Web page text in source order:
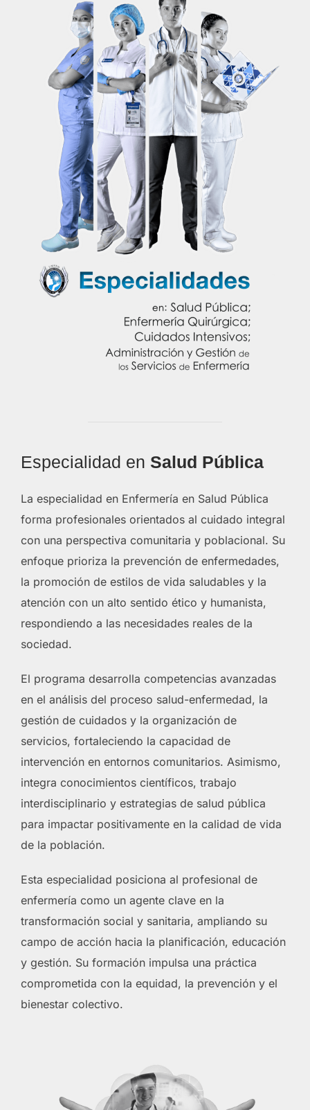
Especialidad en Salud Pública
La especialidad en Enfermería en Salud Pública
forma profesionales orientados al cuidado integral
con una perspectiva comunitaria y poblacional. Su
enfoque prioriza la prevención de enfermedades,
la promoción de estilos de vida saludables y la
atención con un alto sentido ético y humanista,
respondiendo a las necesidades reales de la
sociedad.
El programa desarrolla competencias avanzadas
en el análisis del proceso salud-enfermedad, la
gestión de cuidados y la organización de
servicios, fortaleciendo la capacidad de
intervención en entornos comunitarios. Asimismo,
integra conocimientos científicos, trabajo
interdisciplinario y estrategias de salud pública
para impactar positivamente en la calidad de vida
de la población.
Esta especialidad posiciona al profesional de
enfermería como un agente clave en la
transformación social y sanitaria, ampliando su
campo de acción hacia la planificación, educación
y gestión. Su formación impulsa una práctica
comprometida con la equidad, la prevención y el
bienestar colectivo.